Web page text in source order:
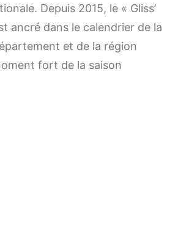
Depuis 2015, le « Gliss’
ancré dans le calendrier de la
et de la région
fort de la saison